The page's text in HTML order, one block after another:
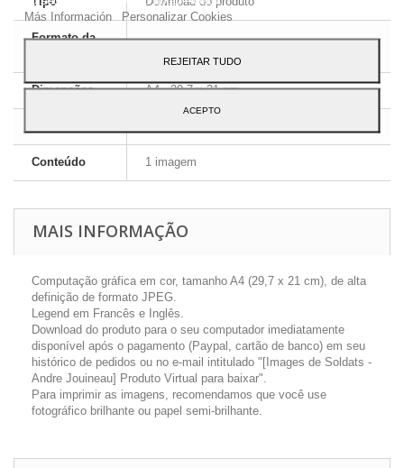
Formato da
Dimensões A4 - 29,7 x 21 cm
Conteúdo 1 imagem
MAIS INFORMAÇÃO
Computação gráfica em cor, tamanho A4 (29,7 x 21 cm), de alta
definição de formato JPEG.
Legend em Francês e Inglês.
Download do produto para o seu computador imediatamente
disponível após o pagamento (Paypal, cartão de banco) em seu
histórico de pedidos ou no e-mail intitulado "[Images de Soldats -
Andre Jouineau] Produto Virtual para baixar".
Para imprimir as imagens, recomendamos que você use
fotográfico brilhante ou papel semi-brilhante.
Más Información
Personalizar Cookies
REJEITAR TUDO
ACEPTO